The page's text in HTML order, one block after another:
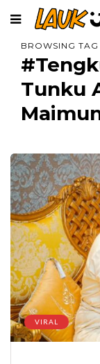
BROWSING TAG
Tunku
VIRAL